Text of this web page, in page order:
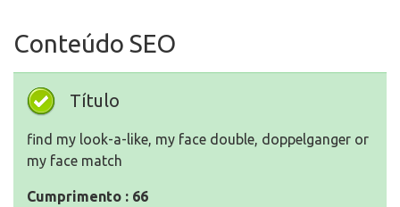
Conteúdo SEO
Título
find my look-a-like, my face double, doppelganger or
my face match
Cumprimento : 66